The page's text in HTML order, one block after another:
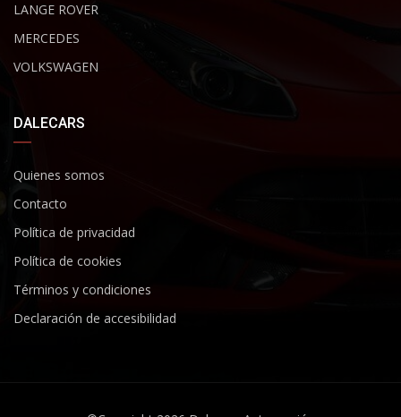
LANGE ROVER
MERCEDES
VOLKSWAGEN
DALECARS
Quienes somos
Contacto
Política de privacidad
Política de cookies
Términos y condiciones
Declaración de accesibilidad